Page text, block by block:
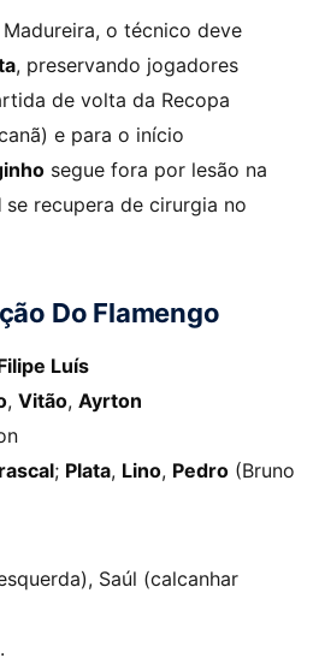
o técnico deve
, preservando jogadores
de volta da Recopa
e para o início
segue fora por lesão na
se recupera de cirurgia no
Do Flamengo
Luís
, Vitão, Ayrton
; Plata, Lino, Pedro (Bruno
Saúl (calcanhar